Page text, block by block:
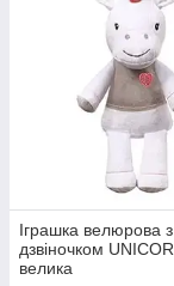
Іграшка велюрова з
дзвіночком
велика